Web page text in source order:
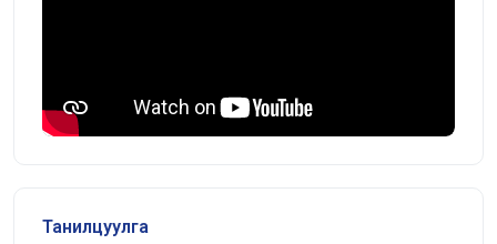
Танилцуулга